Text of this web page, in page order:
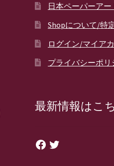
日本ペーパーア
Shopについて/特
ログイン/マイア
プライバシーポリ
最新情報はこ
Facebook
Twitter